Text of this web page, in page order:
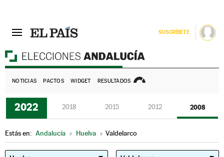
SUSCRÍBETE
NOTICIAS PACTOS WIDGET RESULTADOS
2022 2018 2015 2012 2008
Estás en: Andalucía » Huelva » Valdelarco